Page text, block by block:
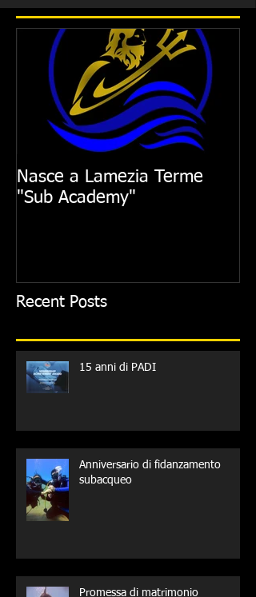
Nasce a Lamezia Terme
"Sub Academy"
Recent Posts
15 anni di PADI
Anniversario di fidanzamento
subacqueo
Promessa di matrimonio